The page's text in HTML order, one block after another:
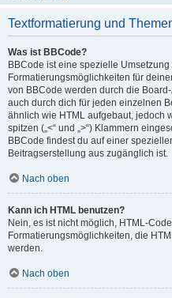
Textformatierung und
Was ist BBCode?
BBCode ist eine spezielle
Formatierungsmöglichkeiten für
von BBCode werden durch die
auch durch dich für jeden einzelnen
ähnlich wie HTML aufgebaut, jedoch
spitzen („<“ und „>“) Klammern
BBCode findest du auf einer
Beitragserstellung aus zugänglich ist.
Nach oben
Kann ich HTML benutzen?
Nein, es ist nicht möglich, HTML-
Formatierungsmöglichkeiten, die
werden.
Nach oben